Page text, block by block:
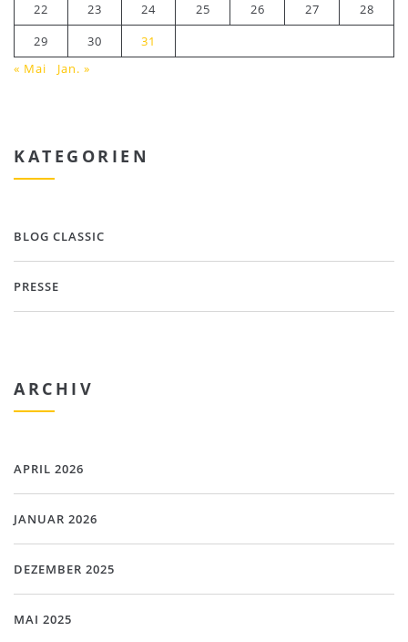
22
23 24 25 26 27
28
29
30
31
« Mai
Jan. »
KATEGORIEN
BLOG CLASSIC
PRESSE
ARCHIV
APRIL 2026
JANUAR 2026
DEZEMBER 2025
MAI 2025